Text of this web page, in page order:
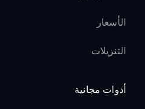
الأسعار
التنزيلات
أدوات مجانية